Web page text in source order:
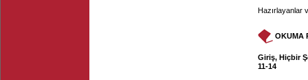
Hazırlayanlar
OKUMA
Giriş, Hiçbir
11-14